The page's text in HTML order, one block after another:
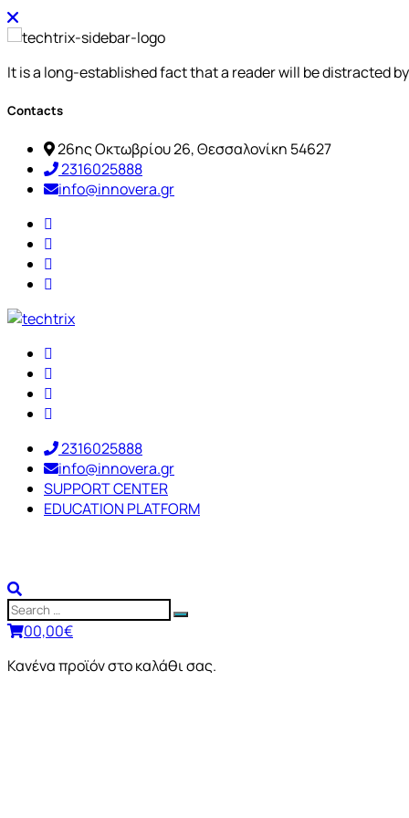
It is a long-established fact that a reader will be distracted
Contacts
26ης Οκτωβρίου 26, Θεσσαλονίκη 54627
2316025888
info@innovera.gr
2316025888
info@innovera.gr
SUPPORT CENTER
EDUCATION PLATFORM
00,00€
Κανένα προϊόν στο καλάθι σας.